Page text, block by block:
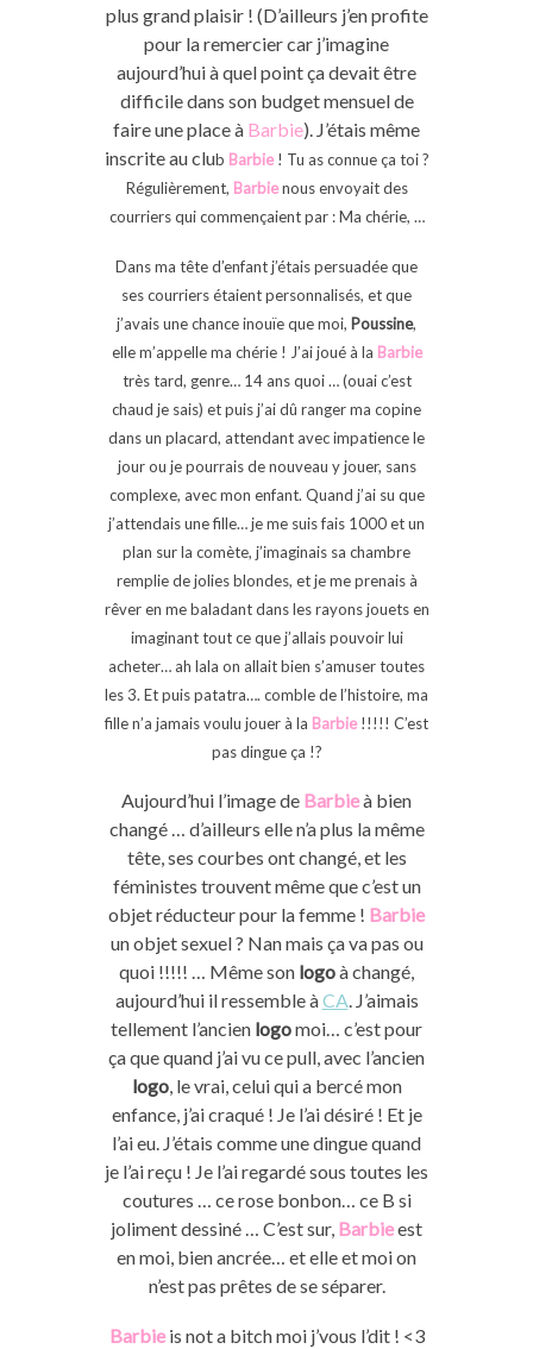
plus grand plaisir ! (D’ailleurs j’en profite
pour la remercier car j’imagine
aujourd’hui à quel point ça devait être
difficile dans son budget mensuel de
faire une place à Barbie). J’étais même
inscrite au club Barbie! Tu as connue ça toi ?
Régulièrement, Barbienous envoyait des
courriers qui commençaient par : Ma chérie, …
Dans ma tête d’enfant j’étais persuadée que
ses courriers étaient personnalisés, et que
j’avais une chance inouïe que moi, Poussine,
elle m’appelle ma chérie ! J’ai joué à la Barbie
très tard, genre… 14 ans quoi … (ouai c’est
chaud je sais) et puis j’ai dû ranger ma copine
dans un placard, attendant avec impatience le
jour ou je pourrais de nouveau y jouer, sans
complexe, avec mon enfant. Quand j’ai su que
j’attendais une fille… je me suis fais 1000 et un
plan sur la comète, j’imaginais sa chambre
remplie de jolies blondes, et je me prenais à
rêver en me baladant dans les rayons jouets en
imaginant tout ce que j’allais pouvoir lui
acheter… ah lala on allait bien s’amuser toutes
les 3. Et puis patatra…. comble de l’histoire, ma
fille n’a jamais voulu jouer à la Barbie!!!!! C’est
pas dingue ça !?
Aujourd’hui l’image de Barbieà bien
changé … d’ailleurs elle n’a plus la même
tête, ses courbes ont changé, et les
féministes trouvent même que c’est un
objet réducteur pour la femme ! Barbie
un objet sexuel ? Nan mais ça va pas ou
quoi !!!!! … Même son logoà changé,
aujourd’hui il ressemble àCA. J’aimais
tellement l’ancien logomoi… c’est pour
ça que quand j’ai vu ce pull, avec l’ancien
logo, le vrai, celui qui a bercé mon
enfance, j’ai craqué ! Je l’ai désiré ! Et je
l’ai eu. J’étais comme une dingue quand
je l’ai reçu ! Je l’ai regardé sous toutes les
coutures … ce rose bonbon… ce B si
joliment dessiné … C’est sur, Barbieest
en moi, bien ancrée… et elle et moi on
n’est pas prêtes de se séparer.
Barbieis not a bitch moi j’vous l’dit ! <3